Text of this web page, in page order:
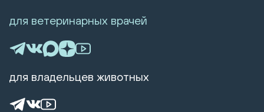
для ветеринарных врачей
для владельцев животных